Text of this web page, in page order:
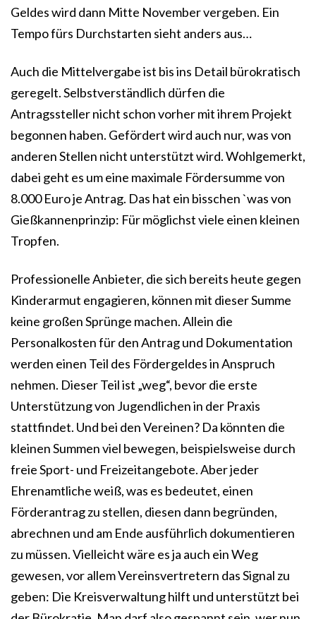
Geldes wird dann Mitte November vergeben. Ein
Tempo fürs Durchstarten sieht anders aus…
Auch die Mittelvergabe ist bis ins Detail bürokratisch
geregelt. Selbstverständlich dürfen die
Antragssteller nicht schon vorher mit ihrem Projekt
begonnen haben. Gefördert wird auch nur, was von
anderen Stellen nicht unterstützt wird. Wohlgemerkt,
dabei geht es um eine maximale Fördersumme von
8.000 Euro je Antrag. Das hat ein bisschen `was von
Gießkannenprinzip: Für möglichst viele einen kleinen
Tropfen.
Professionelle Anbieter, die sich bereits heute gegen
Kinderarmut engagieren, können mit dieser Summe
keine großen Sprünge machen. Allein die
Personalkosten für den Antrag und Dokumentation
werden einen Teil des Fördergeldes in Anspruch
nehmen. Dieser Teil ist „weg“, bevor die erste
Unterstützung von Jugendlichen in der Praxis
stattfindet. Und bei den Vereinen? Da könnten die
kleinen Summen viel bewegen, beispielsweise durch
freie Sport- und Freizeitangebote. Aber jeder
Ehrenamtliche weiß, was es bedeutet, einen
Förderantrag zu stellen, diesen dann begründen,
abrechnen und am Ende ausführlich dokumentieren
zu müssen. Vielleicht wäre es ja auch ein Weg
gewesen, vor allem Vereinsvertretern das Signal zu
geben: Die Kreisverwaltung hilft und unterstützt bei